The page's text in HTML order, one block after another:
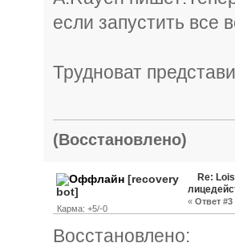
если запустить
Трудноват
(Восстановлено)
[recovery
bot]
Карма: +5/-0
Re:
« Ответ #3
Восстановлено: